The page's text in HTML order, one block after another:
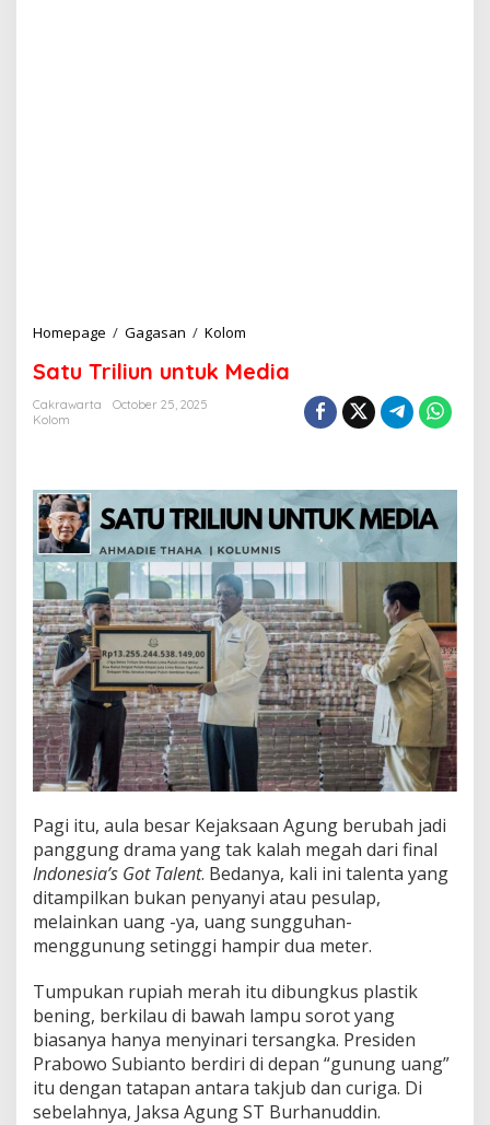
Homepage / Gagasan / Kolom
t
i
u
n
u
n
t
u
k
M
e
a
Satu Triliun untuk Media
Cakrawarta
October 25, 2025
Kolom
Pagi itu, aula besar Kejaksaan Agung berubah jadi
panggung drama yang tak kalah megah dari final
Indonesia’s Got Talent. Bedanya, kali ini talenta yang
ditampilkan bukan penyanyi atau pesulap,
melainkan uang -ya, uang sungguhan-
menggunung setinggi hampir dua meter.
Tumpukan rupiah merah itu dibungkus plastik
bening, berkilau di bawah lampu sorot yang
biasanya hanya menyinari tersangka. Presiden
Prabowo Subianto berdiri di depan “gunung uang”
itu dengan tatapan antara takjub dan curiga. Di
sebelahnya, Jaksa Agung ST Burhanuddin.